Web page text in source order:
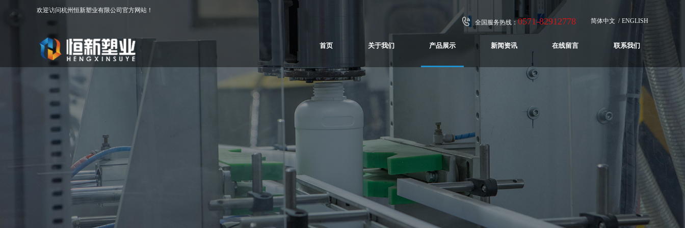
欢迎访问杭州恒新塑业有限公司官方网站！
全国服务热线：0571-82912778 简体中文 ENGLISH
首页 关于我们 产品展示 新闻资讯 在线留言 联系我们